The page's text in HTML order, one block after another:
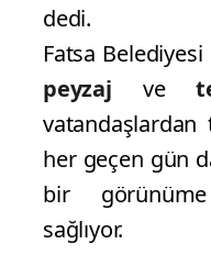
dedi.
Fatsa
peyzaj ve
her geçen gün
bir
sağlıyor.